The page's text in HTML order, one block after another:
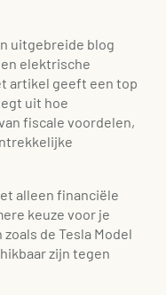
uitgebreide blog
elektrische
artikel geeft een top
uit hoe
fiscale voordelen,
alleen financiële
keuze voor je
de Tesla Model
zijn tegen